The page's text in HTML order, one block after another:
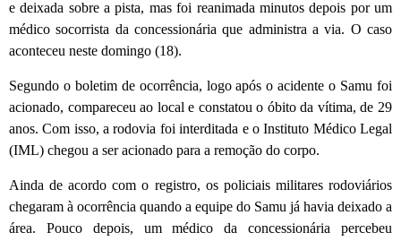
e deixada sobre a pista, mas foi reanimada minutos depois por um
médico socorrista da concessionária que administra a via. O caso
aconteceu neste domingo (18).
Segundo o boletim de ocorrência, logo após o acidente o Samu foi
acionado, compareceu ao local e constatou o óbito da vítima, de 29
anos. Com isso, a rodovia foi interditada e o Instituto Médico Legal
(IML) chegou a ser acionado para a remoção do corpo.
Ainda de acordo com o registro, os policiais militares rodoviários
chegaram à ocorrência quando a equipe do Samu já havia deixado a
área. Pouco depois, um médico da concessionária percebeu